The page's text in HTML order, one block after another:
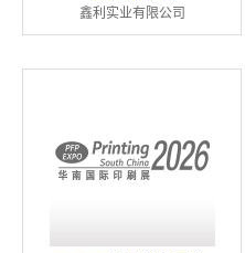
鑫利实业有限公司